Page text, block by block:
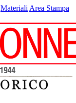
Materiali Area Stampa